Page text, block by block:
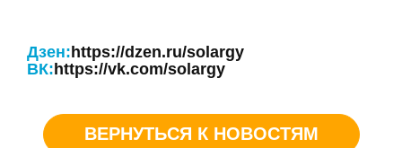
Дзен: https://dzen.ru/solargy
ВК: https://vk.com/solargy
ВЕРНУТЬСЯ К НОВОСТЯМ